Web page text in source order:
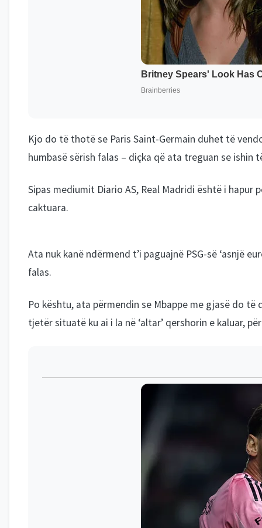
Kjo do të thotë se Paris Saint-Germain duhet të
humbasë sërish falas – diçka që ata treguan se ishin
Sipas mediumit Diario AS, Real Madridi është i
caktuara.
Ata nuk kanë ndërmend t’i paguajnë PSG-së ‘asnjë
falas.
Po kështu, ata përmendin se Mbappe me gjasë do
tjetër situatë ku ai i la në ‘altar’ qershorin e kaluar,